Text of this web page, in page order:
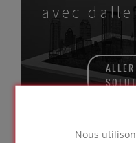
Nous
avec